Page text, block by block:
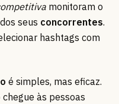
monitoram o
dos seus concorrentes.
hashtags com
é simples, mas eficaz.
chegue às pessoas